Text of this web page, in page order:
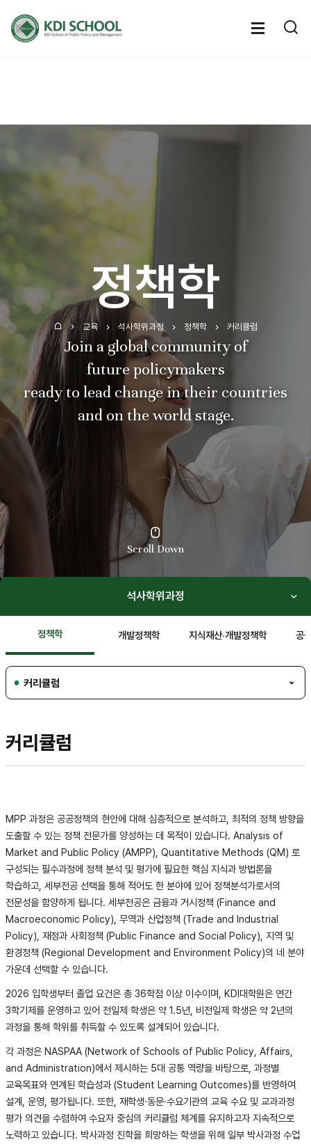
전체메
정책학
홈
교육 석사학위과정 정책학 커리큘럼
Join a global community of
future policymakers
ready to lead change in their countries
and on the world stage.
Scroll Down
석사학위과정
정책학 개발정책학 지식재산·개발정책학 공
커리큘럼
커리큘럼
MPP 과정은 공공정책의 현안에 대해 심층적으로 분석하고, 최적의 정책 방향을
도출할 수 있는 정책 전문가를 양성하는 데 목적이 있습니다. Analysis of
Market and Public Policy (AMPP), Quantitative Methods (QM) 로
구성되는 필수과정에 정책 분석 및 평가에 필요한 핵심 지식과 방법론을
학습하고, 세부전공 선택을 통해 적어도 한 분야에 있어 정책분석가로서의
전문성을 함양하게 됩니다. 세부전공은 금융과 거시정책 (Finance and
Macroeconomic Policy), 무역과 산업정책 (Trade and Industrial
Policy), 재정과 사회정책 (Public Finance and Social Policy), 지역 및
환경정책 (Regional Development and Environment Policy)의 네 분야
가운데 선택할 수 있습니다.
2026 입학생부터 졸업 요건은 총 36학점 이상 이수이며, KDI대학원은 연간
3학기제를 운영하고 있어 전일제 학생은 약 1.5년, 비전일제 학생은 약 2년의
과정을 통해 학위를 취득할 수 있도록 설계되어 있습니다.
각 과정은 NASPAA (Network of Schools of Public Policy, Affairs,
and Administration)에서 제시하는 5대 공통 역량을 바탕으로, 과정별
교육목표와 연계된 학습성과 (Student Learning Outcomes)를 반영하여
설계, 운영, 평가됩니다. 또한, 재학생·동문·수요기관의 교육 수요 및 교과과정
평가 의견을 수렴하여 수요자 중심의 커리큘럼 체계를 유지하고자 지속적으로
노력하고 있습니다. 박사과정 진학을 희망하는 학생을 위해 일부 박사과정 수업